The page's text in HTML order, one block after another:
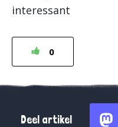
interessant
0
Deel artikel